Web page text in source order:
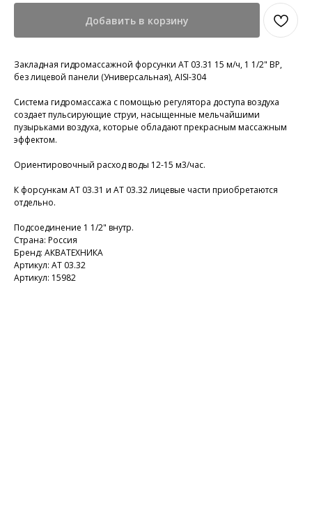
Добавить в корзину
Закладная гидромассажной форсунки АТ 03.31 15 м/ч, 1 1/2" ВР,
без лицевой панели (Универсальная), AISI-304
Система гидромассажа с помощью регулятора доступа воздуха
создает пульсирующие струи, насыщенные мельчайшими
пузырьками воздуха, которые обладают прекрасным массажным
эффектом.
Ориентировочный расход воды 12-15 м3/час.
К форсункам АТ 03.31 и АТ 03.32 лицевые части приобретаются
отдельно.
Подсоединение 1 1/2" внутр.
Страна: Россия
Бренд: АКВАТЕХНИКА
Артикул: АТ 03.32
Артикул: 15982